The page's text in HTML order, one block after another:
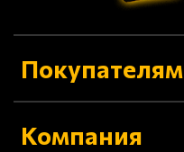
Покупателям
Компания